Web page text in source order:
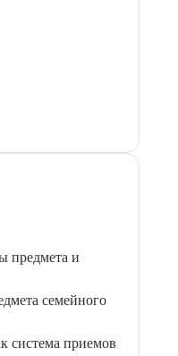
предмета и
семейного
система приемов